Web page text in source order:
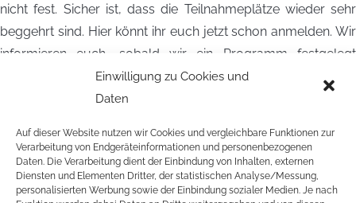
Einwilligung zu Cookies und
Daten
Auf dieser Website nutzen wir Cookies und vergleichbare Funktionen zur
Verarbeitung von Endgeräteinformationen und personenbezogenen
Daten. Die Verarbeitung dient der Einbindung von Inhalten, externen
Diensten und Elementen Dritter, der statistischen Analyse/Messung,
personalisierten Werbung sowie der Einbindung sozialer Medien. Je nach
nicht fest. Sicher ist, dass die Teilnahmeplätze wieder sehr
beggehrt sind. Hier könnt ihr euch jetzt schon anmelden. Wir
informieren euch, sobald wir ein Programm festgelegt
ANMELDEFORMULAR TDJE 2016
Hier findet ihr noch Infos zu den letzten Tagen des jungen
Engagement: